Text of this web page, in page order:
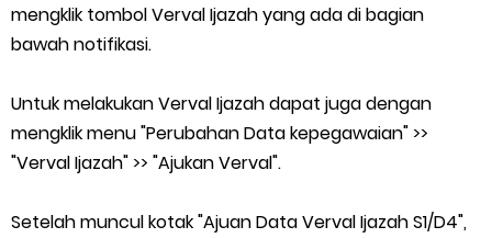
mengklik tombol Verval Ijazah yang ada di bagian
bawah notifikasi.
Untuk melakukan Verval Ijazah dapat juga dengan
mengklik menu "Perubahan Data kepegawaian" >>
"Verval Ijazah" >> "Ajukan Verval".
Setelah muncul kotak "Ajuan Data Verval Ijazah S1/D4",